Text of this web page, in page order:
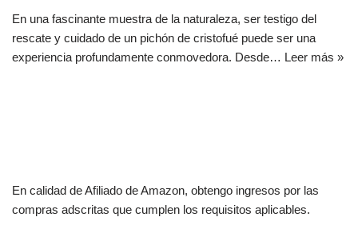
En una fascinante muestra de la naturaleza, ser testigo del
rescate y cuidado de un pichón de cristofué puede ser una
experiencia profundamente conmovedora. Desde… Leer más »
En calidad de Afiliado de Amazon, obtengo ingresos por las
compras adscritas que cumplen los requisitos aplicables.